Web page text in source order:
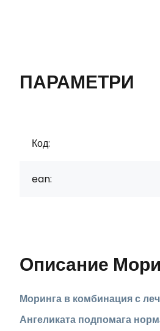
ПАРАМЕТРИ
Код:
ean:
Описание
Моринга в комбинация с
Ангеликата подпомага